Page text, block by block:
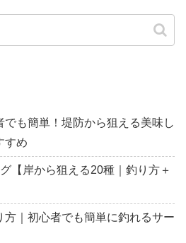
でも簡単！堤防から狙える美味し
すめ
【岸から狙える20種｜釣り方＋
方｜初心者でも簡単に釣れるサー